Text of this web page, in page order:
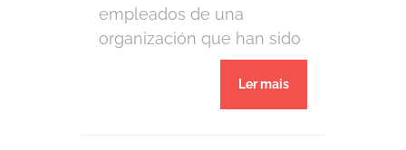
empleados de una
organización que han sido
entrenados en la
metodología Six Sigma y
lideran un equipo de
Ler mais